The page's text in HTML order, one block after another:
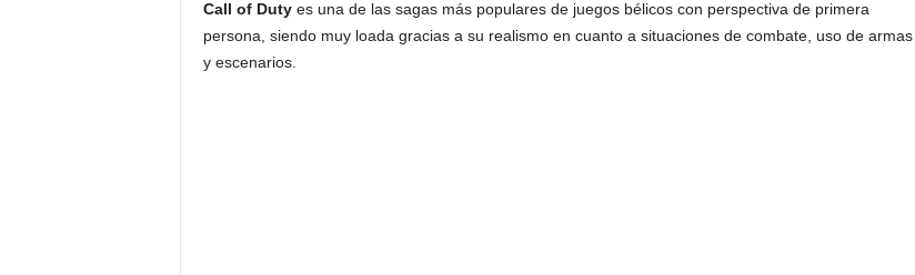
Call of Dutyes una de las sagas más populares de juegos bélicos con perspectiva de primera
persona, siendo muy loada gracias a su realismo en cuanto a situaciones de combate, uso de armas
y escenarios.